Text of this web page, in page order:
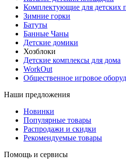
Комплектующие для детских
Зимние горки
Батуты
Банные Чаны
Детские домики
Хозблоки
Детские комплексы для дома
WorkOut
Общественное игровое
Наши предложения
Новинки
Популярные товары
Распродажи и скидки
Рекомендуемые товары
Помощь и сервисы